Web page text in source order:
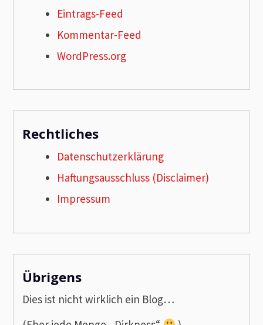
Eintrags-Feed
Kommentar-Feed
WordPress.org
Rechtliches
Datenschutzerklärung
Haftungsausschluss (Disclaimer)
Impressum
Übrigens
Dies ist nicht wirklich ein Blog…